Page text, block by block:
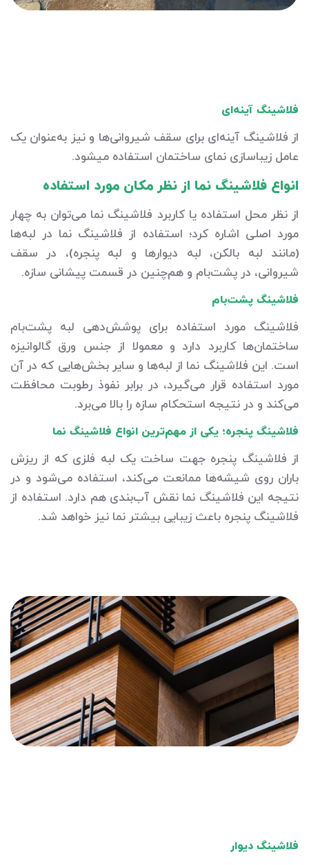
فلاشینگ آینه‌ای
از فلاشینگ آینه‌ای برای سقف شیروانی‌ها و نیز به‌عنوان یک
عامل زیباسازی نمای ساختمان استفاده می‎شود.
انواع فلاشینگ نما از نظر مکان مورد استفاده
از نظر محل استفاده یا کاربرد فلاشینگ نما می‌توان به چهار
مورد اصلی اشاره کرد؛ استفاده از فلاشینگ نما در لبه‌ها
(مانند لبه بالکن، لبه دیوارها و لبه پنجره)، در سقف
شیروانی، در پشت‌بام و هم‌چنین در قسمت پیشانی سازه.
فلاشینگ پشت‌بام
فلاشینگ مورد استفاده برای پوشش‌دهی لبه پشت‌بام
ساختمان‌ها کاربرد دارد و معمولا از جنس ورق گالوانیزه
است. این فلاشینگ نما از لبه‌ها و سایر بخش‌هایی که در آن
مورد استفاده قرار می‌گیرد، در برابر نفوذ رطوبت محافظت
می‌کند و در نتیجه استحکام سازه را بالا می‌برد.
فلاشینگ پنجره؛ یکی از مهم‌ترین انواع فلاشینگ نما
از فلاشینگ پنجره جهت ساخت یک لبه فلزی که از ریزش
باران روی شیشه‌ها ممانعت می‌کند، استفاده می‌شود و در
نتیجه این فلاشینگ نما نقش آب‌بندی هم دارد. استفاده از
فلاشینگ پنجره باعث زیبایی بیشتر نما نیز خواهد شد.
فلاشینگ دیوار